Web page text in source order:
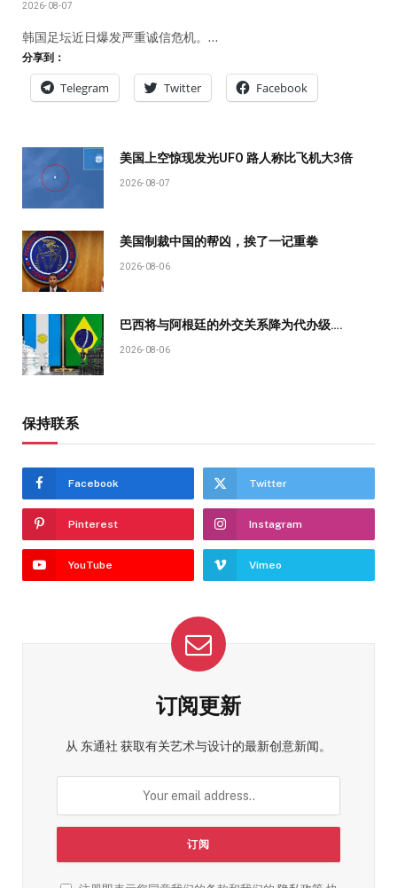
2026-08-07
韩国足坛近日爆发严重诚信危机。…
分享到：
Telegram Twitter Facebook
美国上空惊现发光UFO 路人称比飞机大3倍
2026-08-07
美国制裁中国的帮凶，挨了一记重拳
2026-08-06
巴西将与阿根廷的外交关系降为代办级….
2026-08-06
保持联系
Facebook Twitter
Pinterest Instagram
YouTube Vimeo
订阅更新
从 东通社 获取有关艺术与设计的最新创意新闻。